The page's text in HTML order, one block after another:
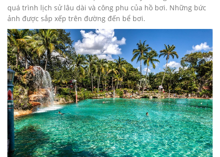
quá trình lịch sử lâu dài và công phu của hồ bơi. Những bức
ảnh được sắp xếp trên đường đến bể bơi.